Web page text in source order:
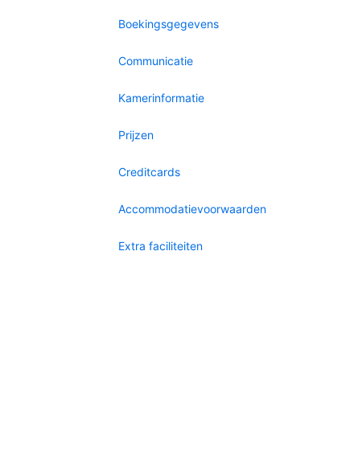
Boekingsgegevens
Communicatie
Kamerinformatie
Prijzen
Creditcards
Accommodatievoorwaarden
Extra faciliteiten